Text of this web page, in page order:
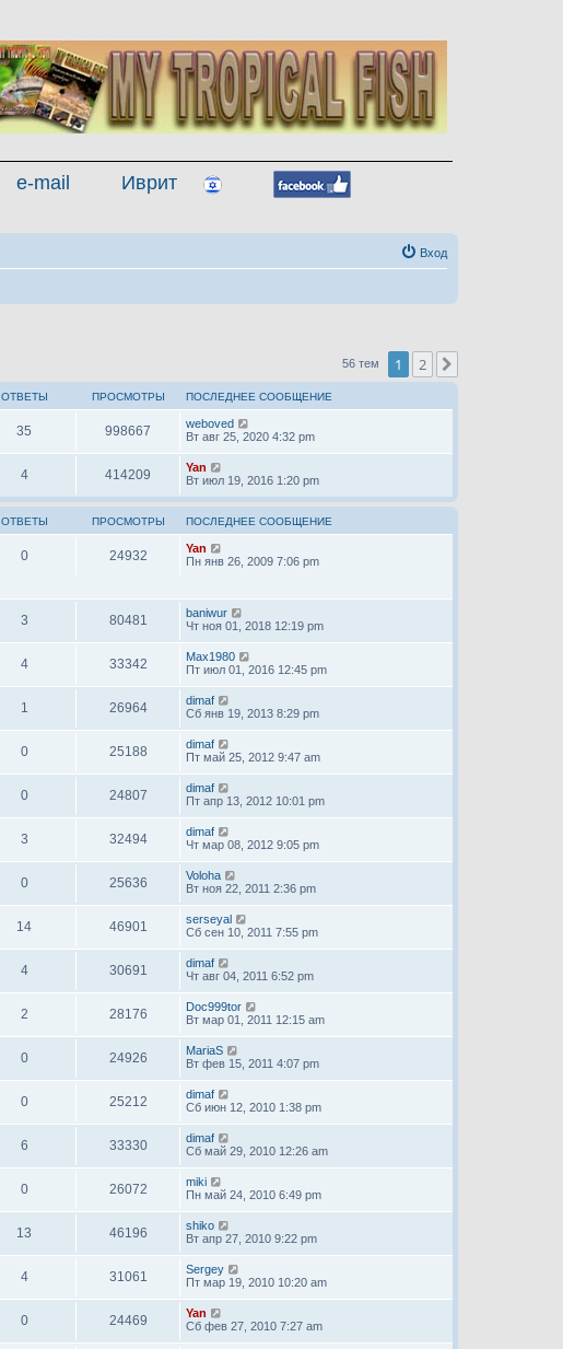
e-mail Иврит
Вход
56 тем 1 2
ОТВЕТЫ ПРОСМОТРЫ ПОСЛЕДНЕЕ СООБЩЕНИЕ
35 998667
weboved
Вт авг 25, 2020 4:32 pm
4 414209
Yan
Вт июл 19, 2016 1:20 pm
ОТВЕТЫ ПРОСМОТРЫ ПОСЛЕДНЕЕ СООБЩЕНИЕ
0 24932
Yan
Пн янв 26, 2009 7:06 pm
3 80481
baniwur
Чт ноя 01, 2018 12:19 pm
4 33342
Max1980
Пт июл 01, 2016 12:45 pm
1 26964
dimaf
Сб янв 19, 2013 8:29 pm
0 25188
dimaf
Пт май 25, 2012 9:47 am
0 24807
dimaf
Пт апр 13, 2012 10:01 pm
3 32494
dimaf
Чт мар 08, 2012 9:05 pm
0 25636
Voloha
Вт ноя 22, 2011 2:36 pm
14 46901
serseyal
Сб сен 10, 2011 7:55 pm
4 30691
dimaf
Чт авг 04, 2011 6:52 pm
2 28176
Doc999tor
Вт мар 01, 2011 12:15 am
0 24926
MariaS
Вт фев 15, 2011 4:07 pm
0 25212
dimaf
Сб июн 12, 2010 1:38 pm
6 33330
dimaf
Сб май 29, 2010 12:26 am
0 26072
miki
Пн май 24, 2010 6:49 pm
13 46196
shiko
Вт апр 27, 2010 9:22 pm
4 31061
Sergey
Пт мар 19, 2010 10:20 am
0 24469
Yan
Сб фев 27, 2010 7:27 am